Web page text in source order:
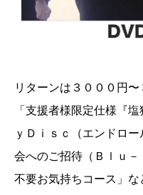
リターンは３０００円〜
「支援者様限定仕様『
ｙＤｉｓｃ（エンドロ
会へのご招待（Ｂｌｕ
不要お気持ちコース」な